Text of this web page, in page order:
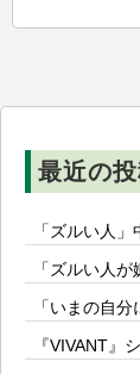
ン
最近の
「ズルい人」
「ズルい人
「いまの自
『VIVANT』